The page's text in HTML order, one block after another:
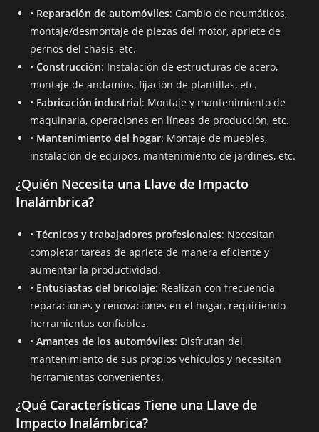
• Reparación de automóviles: Cambio de neumáticos,
montaje/desmontaje de piezas del motor, apriete de
pernos del chasis, etc.
•Construcción: Instalación de estructuras de acero,
montaje de andamios, fijación de plantillas, etc.
• Fabricación industrial: Montaje y mantenimiento de
maquinaria, operaciones en líneas de producción, etc.
• Mantenimiento del hogar: Montaje de muebles,
instalación de equipos, mantenimiento de jardines, etc.
¿Quién Necesita una Llave de Impacto
Inalámbrica?
•Técnicos y trabajadores profesionales: Necesitan
completar tareas de apriete de manera eficiente y
aumentar la productividad.
• Entusiastas del bricolaje: Realizan con frecuencia
reparaciones y renovaciones en el hogar, requiriendo
herramientas confiables.
•Amantes de los automóviles: Disfrutan del
mantenimiento de sus propios vehículos y necesitan
herramientas convenientes.
¿Qué Características Tiene una Llave de
Impacto Inalámbrica?